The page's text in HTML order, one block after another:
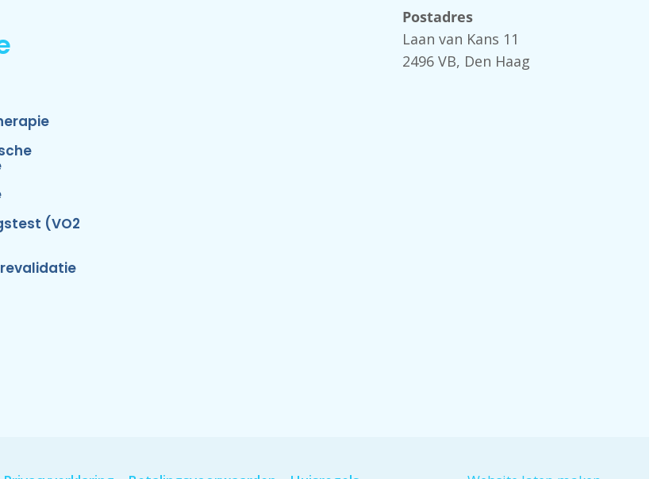
(VO2
Postadres
Laan van Kans 11
2496 VB, Den Haag